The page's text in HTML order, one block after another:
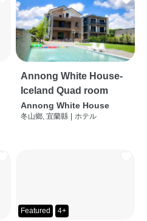
Annong White House-
Iceland Quad room
Annong White House
冬山鄉, 宜蘭縣 | ホテル
Featured 4+